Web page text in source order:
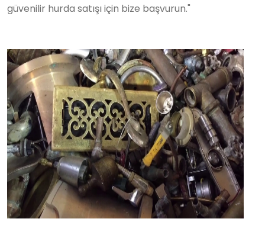
güvenilir hurda satışı için bize başvurun."